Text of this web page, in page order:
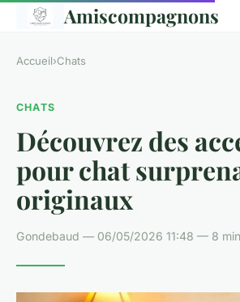
Amiscompagnons
Accueil›Chats
CHATS
Découvrez des
pour chat
originaux
Gondebaud — 06/05/2026 11:48 — 8